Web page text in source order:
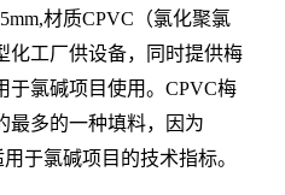
材质CPVC（氯化聚氯
化工厂供设备，同时提供梅
于氯碱项目使用。CPVC梅
最多的一种填料，因为
于氯碱项目的技术指标。